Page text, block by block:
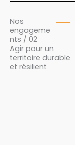
Nos
engageme
nts / 02
Agir pour un
territoire durable
et résilient